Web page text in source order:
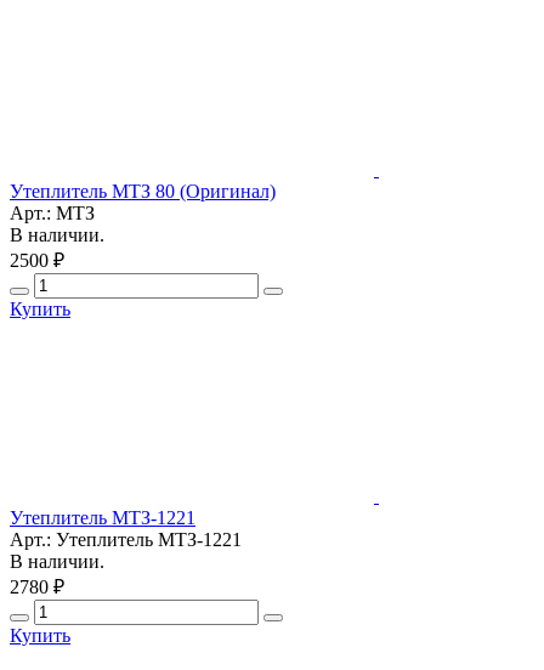
Утеплитель МТЗ 80 (Оригинал)
Арт.: МТЗ
В наличии.
2500 ₽
Купить
Утеплитель МТЗ-1221
Арт.: Утеплитель МТЗ-1221
В наличии.
2780 ₽
Купить